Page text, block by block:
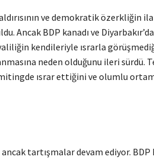
ve demokratik özerkliğin
Ancak BDP kanadı ve
kendileriyle ısrarla
neden olduğunu ileri sürdü.
ısrar ettiğini ve olumlu
tartışmalar devam ediyor. BDP